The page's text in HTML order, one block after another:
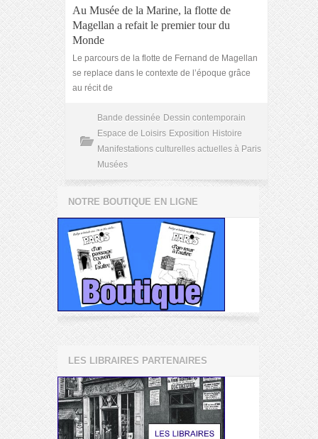
Au Musée de la Marine, la flotte de
Magellan a refait le premier tour du
Monde
Le parcours de la flotte de Fernand de Magellan
se replace dans le contexte de l’époque grâce
au récit de
Bande dessinée Dessin contemporain
Espace de Loisirs Exposition Histoire
Manifestations culturelles actuelles à Paris
Musées
NOTRE BOUTIQUE EN LIGNE
LES LIBRAIRES PARTENAIRES